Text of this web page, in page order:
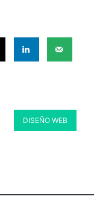
DISEÑO WEB